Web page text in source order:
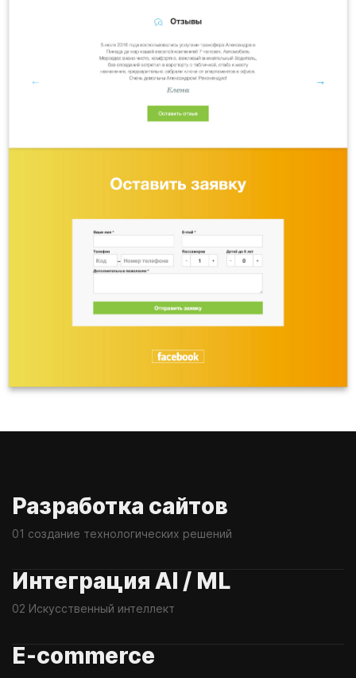
Разработка сайтов
01 создание технологических решений
Интеграция AI / ML
02 Искусственный интеллект
E-commerce